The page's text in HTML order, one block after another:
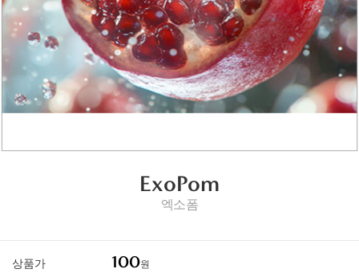
ExoPom
엑소폼
상품가 100원